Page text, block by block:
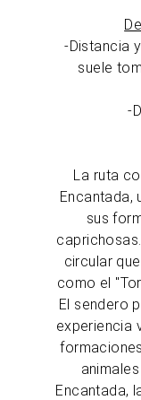
-Distancia
suele
-
La ruta
Encantada,
sus
circular
como el
El sendero
experiencia
Encantada,